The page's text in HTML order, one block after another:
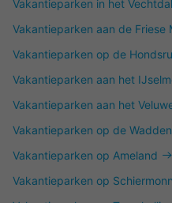
Vakantieparken in het Vechtdal
Vakantieparken aan de Friese
Vakantieparken op de
Vakantieparken aan het
Vakantieparken aan het
Vakantieparken op de
Vakantieparken op Ameland
Vakantieparken op